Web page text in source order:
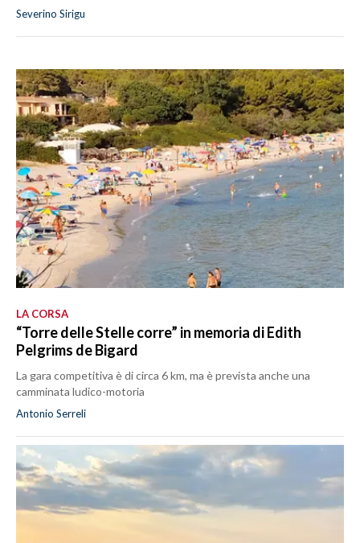
Severino Sirigu
LA CORSA
“Torre delle Stelle corre” in memoria di Edith
Pelgrims de Bigard
La gara competitiva è di circa 6 km, ma è prevista anche una
camminata ludico-motoria
Antonio Serreli